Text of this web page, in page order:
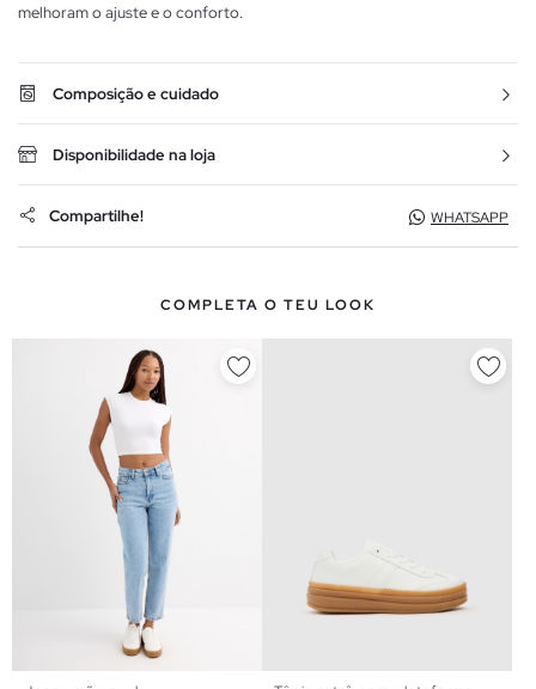
melhoram o ajuste e o conforto.
Composição e cuidado
Disponibilidade na loja
Compartilhe! WHATSAPP
COMPLETA O TEU LOOK